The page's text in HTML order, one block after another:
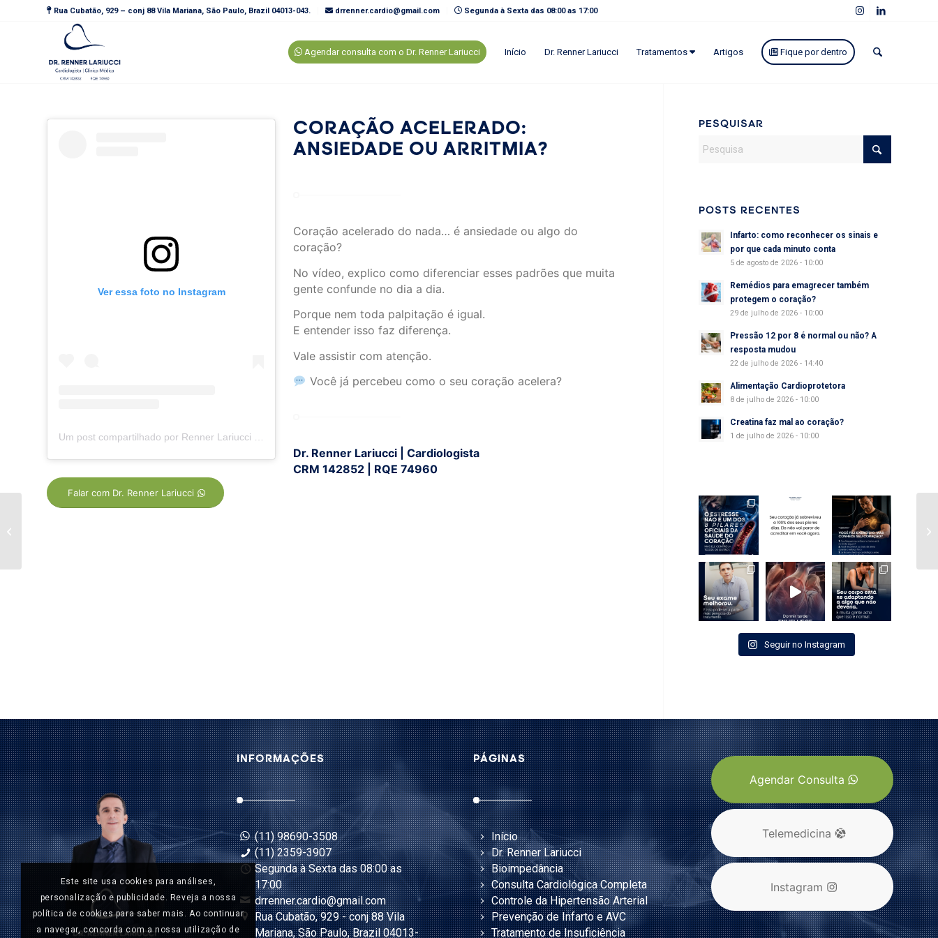
Rua Cubatão, 929 – conj 88 Vila Mariana, São Paulo, Brazil 04013-043. drrenner.cardio@gmail.com Segunda à Sexta das 08:00 as 17:00
Agendar consulta com o Dr. Renner Lariucci Início Dr. Renner Lariucci Tratamentos Artigos Fique por dentro
Ver essa foto no Instagram
Falar com Dr. Renner Lariucci
CORAÇÃO ACELERADO:
ANSIEDADE OU ARRITMIA?
Coração acelerado do nada… é ansiedade ou algo do
coração?
No vídeo, explico como diferenciar esses padrões que muita
gente confunde no dia a dia.
Porque nem toda palpitação é igual.
E entender isso faz diferença.
Vale assistir com atenção.
Você já percebeu como o seu coração acelera?
Dr. Renner Lariucci | Cardiologista
CRM 142852 | RQE 74960
PESQUISAR
POSTS RECENTES
Infarto: como reconhecer os sinais e
por que cada minuto conta
5 de agosto de 2026 - 10:00
Remédios para emagrecer também
protegem o coração?
29 de julho de 2026 - 10:00
Pressão 12 por 8 é normal ou não? A
resposta mudou
22 de julho de 2026 - 14:40
Alimentação Cardioprotetora
8 de julho de 2026 - 10:00
Creatina faz mal ao coração?
1 de julho de 2026 - 10:00
Seguir no Instagram
INFORMAÇÕES
(11) 98690-3508
(11) 2359-3907
Segunda à Sexta das 08:00 as
17:00
drrenner.cardio@gmail.com
Rua Cubatão, 929 - conj 88 Vila
Mariana, São Paulo, Brazil 04013-
PÁGINAS
Início
Dr. Renner Lariucci
Bioimpedância
Consulta Cardiológica Completa
Controle da Hipertensão Arterial
Prevenção de Infarto e AVC
Tratamento de Insuficiência
Agendar Consulta
Telemedicina
Instagram
Este site usa cookies para análises,
personalização e publicidade. Reveja a nossa
política de cookies para saber mais. Ao continuar
a navegar, concorda com a nossa utilização de